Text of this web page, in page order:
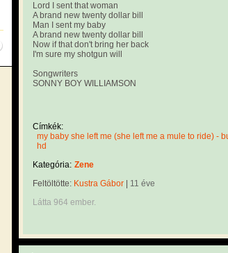
Lord I sent that woman
A brand new twenty dollar bill
Man I sent my baby
A brand new twenty dollar bill
Now if that don't bring her back
I'm sure my shotgun will
Songwriters
SONNY BOY WILLIAMSON
Címkék:
my baby she left me (she left me a mule to ride) -
hd
Kategória: Zene
Feltöltötte: Kustra Gábor
11 éve
Látta 964 ember.